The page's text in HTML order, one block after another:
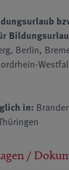
Berlin,
in:
/